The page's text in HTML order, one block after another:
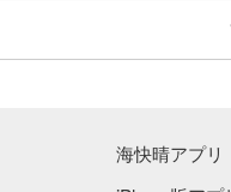
速
海快晴アプリ